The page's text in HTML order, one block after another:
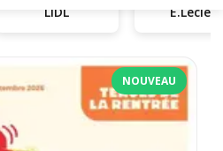
LIDL E.Leclerc
NOUVEAU